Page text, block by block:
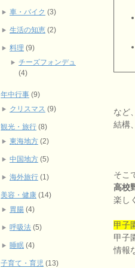
など
結構
そこ
高校
楽し
甲子
甲子
情報
車・バイク (3)
生活の知恵 (2)
料理 (9)
チーズフォンデュ
(4)
年中行事 (9)
クリスマス (9)
観光・旅行 (8)
東海地方 (2)
中国地方 (5)
海外旅行 (1)
美容・健康 (14)
胃腸 (4)
呼吸法 (5)
睡眠 (4)
子育て・育児 (13)